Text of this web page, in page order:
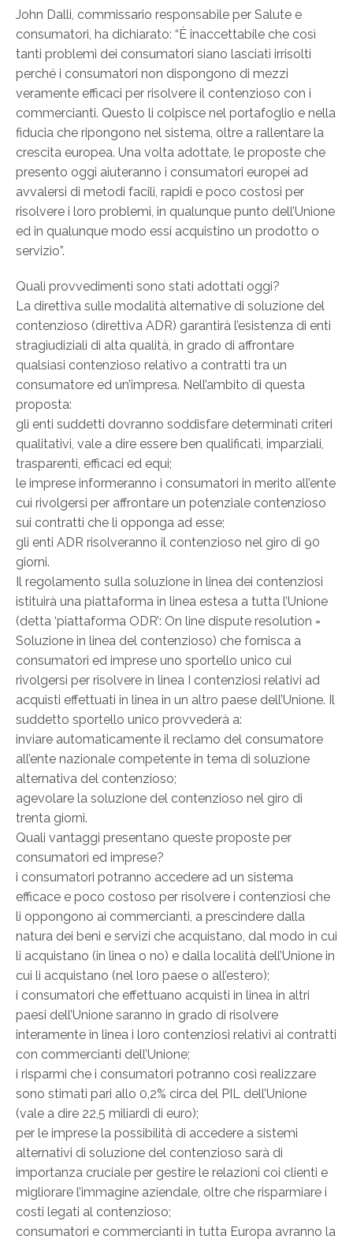
John Dalli, commissario responsabile per Salute e
consumatori, ha dichiarato: “È inaccettabile che così
tanti problemi dei consumatori siano lasciati irrisolti
perché i consumatori non dispongono di mezzi
veramente efficaci per risolvere il contenzioso con i
commercianti. Questo li colpisce nel portafoglio e nella
fiducia che ripongono nel sistema, oltre a rallentare la
crescita europea. Una volta adottate, le proposte che
presento oggi aiuteranno i consumatori europei ad
avvalersi di metodi facili, rapidi e poco costosi per
risolvere i loro problemi, in qualunque punto dell’Unione
ed in qualunque modo essi acquistino un prodotto o
servizio”.
Quali provvedimenti sono stati adottati oggi?
La direttiva sulle modalità alternative di soluzione del
contenzioso (direttiva ADR) garantirà l’esistenza di enti
stragiudiziali di alta qualità, in grado di affrontare
qualsiasi contenzioso relativo a contratti tra un
consumatore ed un’impresa. Nell’ambito di questa
proposta:
gli enti suddetti dovranno soddisfare determinati criteri
qualitativi, vale a dire essere ben qualificati, imparziali,
trasparenti, efficaci ed equi;
le imprese informeranno i consumatori in merito all’ente
cui rivolgersi per affrontare un potenziale contenzioso
sui contratti che li opponga ad esse;
gli enti ADR risolveranno il contenzioso nel giro di 90
giorni.
Il regolamento sulla soluzione in linea dei contenziosi
istituirà una piattaforma in linea estesa a tutta l’Unione
(detta ‘piattaforma ODR’: On line dispute resolution =
Soluzione in linea del contenzioso) che fornisca a
consumatori ed imprese uno sportello unico cui
rivolgersi per risolvere in linea I contenziosi relativi ad
acquisti effettuati in linea in un altro paese dell’Unione. Il
suddetto sportello unico provvederà a:
inviare automaticamente il reclamo del consumatore
all’ente nazionale competente in tema di soluzione
alternativa del contenzioso;
agevolare la soluzione del contenzioso nel giro di
trenta giorni.
Quali vantaggi presentano queste proposte per
consumatori ed imprese?
i consumatori potranno accedere ad un sistema
efficace e poco costoso per risolvere i contenziosi che
li oppongono ai commercianti, a prescindere dalla
natura dei beni e servizi che acquistano, dal modo in cui
li acquistano (in linea o no) e dalla località dell’Unione in
cui li acquistano (nel loro paese o all’estero);
i consumatori che effettuano acquisti in linea in altri
paesi dell’Unione saranno in grado di risolvere
interamente in linea i loro contenziosi relativi ai contratti
con commercianti dell’Unione;
i risparmi che i consumatori potranno così realizzare
sono stimati pari allo 0,2% circa del PIL dell’Unione
(vale a dire 22,5 miliardi di euro);
per le imprese la possibilità di accedere a sistemi
alternativi di soluzione del contenzioso sarà di
importanza cruciale per gestire le relazioni coi clienti e
migliorare l’immagine aziendale, oltre che risparmiare i
costi legati al contenzioso;
consumatori e commercianti in tutta Europa avranno la